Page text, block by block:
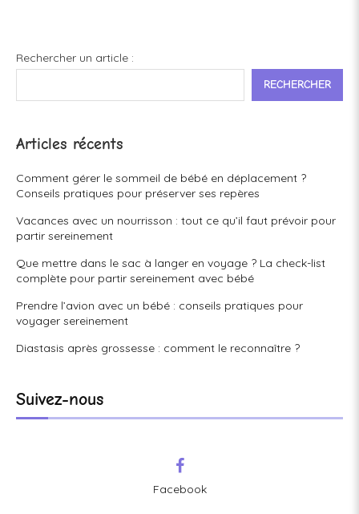
Rechercher un article :
RECHERCHER
Articles récents
Comment gérer le sommeil de bébé en déplacement ?
Conseils pratiques pour préserver ses repères
Vacances avec un nourrisson : tout ce qu’il faut prévoir pour
partir sereinement
Que mettre dans le sac à langer en voyage ? La check-list
complète pour partir sereinement avec bébé
Prendre l’avion avec un bébé : conseils pratiques pour
voyager sereinement
Diastasis après grossesse : comment le reconnaître ?
Suivez-nous
Facebook